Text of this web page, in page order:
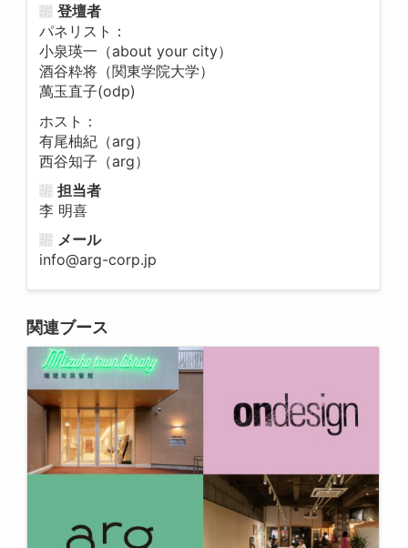
登壇者
パネリスト：
小泉瑛一（about your city）
酒谷粋将（関東学院大学）
萬玉直子(odp)
ホスト：
有尾柚紀（arg）
西谷知子（arg）
担当者
李 明喜
メール
info@arg-corp.jp
関連ブース